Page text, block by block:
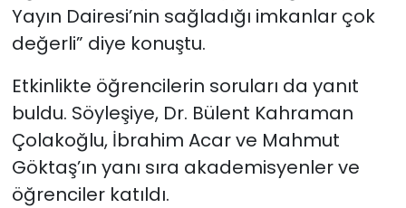
Yayın Dairesi’nin sağladığı imkanlar çok
değerli” diye konuştu.
Etkinlikte öğrencilerin soruları da yanıt
buldu. Söyleşiye, Dr. Bülent Kahraman
Çolakoğlu, İbrahim Acar ve Mahmut
Göktaş’ın yanı sıra akademisyenler ve
öğrenciler katıldı.